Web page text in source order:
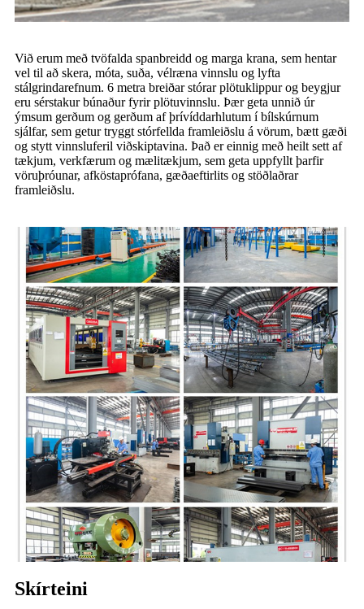
Við erum með tvöfalda spanbreidd og marga krana, sem hentar
vel til að skera, móta, suða, vélræna vinnslu og lyfta
stálgrindarefnum. 6 metra breiðar stórar plötuklippur og beygjur
eru sérstakur búnaður fyrir plötuvinnslu. Þær geta unnið úr
ýmsum gerðum og gerðum af þrívíddarhlutum í bílskúrnum
sjálfar, sem getur tryggt stórfellda framleiðslu á vörum, bætt gæði
og stytt vinnsluferil viðskiptavina. Það er einnig með heilt sett af
tækjum, verkfærum og mælitækjum, sem geta uppfyllt þarfir
vöruþróunar, afköstaprófana, gæðaeftirlits og stöðlaðrar
framleiðslu.
Skírteini